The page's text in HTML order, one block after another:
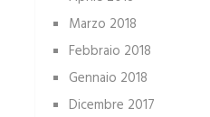
Marzo 2018
Febbraio 2018
Gennaio 2018
Dicembre 2017